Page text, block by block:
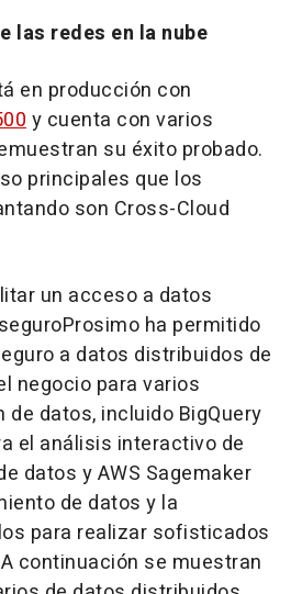
las redes en la nube
en producción con
y cuenta con varios
su éxito probado.
principales que los
son Cross-Cloud
un acceso a datos
Prosimo ha permitido
a datos distribuidos de
negocio para varios
datos, incluido BigQuery
el análisis interactivo de
datos y AWS Sagemaker
de datos y la
para realizar sofisticados
continuación se muestran